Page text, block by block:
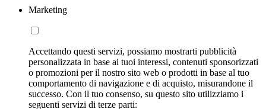
Marketing
Accettando questi servizi, possiamo mostrarti pubblicità
personalizzata in base ai tuoi interessi, contenuti sponsorizzati
o promozioni per il nostro sito web o prodotti in base al tuo
comportamento di navigazione e di acquisto, misurandone il
successo. Con il tuo consenso, su questo sito utilizziamo i
seguenti servizi di terze parti: